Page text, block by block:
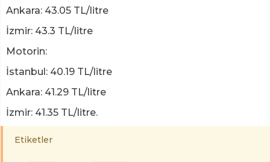
Ankara: 43.05 TL/litre
İzmir: 43.3 TL/litre
Motorin:
İstanbul: 40.19 TL/litre
Ankara: 41.29 TL/litre
İzmir: 41.35 TL/litre.
Etiketler